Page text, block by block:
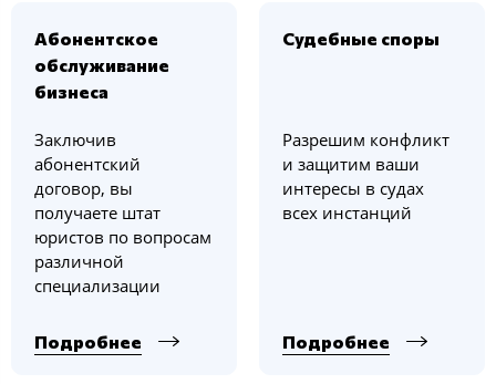
Абонентское
обслуживание
бизнеса
Заключив
абонентский
договор, вы
получаете штат
юристов по вопросам
различной
специализации
Подробнее
Судебные споры
Разрешим конфликт
и защитим ваши
интересы в судах
всех инстанций
Подробнее